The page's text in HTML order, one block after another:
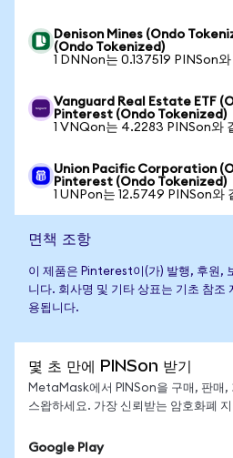
Denison Mines (Ondo
(Ondo Tokenized)
1 DNNon는 0.137519 PINSon와
Vanguard Real Estate ETF
Pinterest (Ondo Tokenized)
1 VNQon는 4.2283 PINSon와
Union Pacific Corporation
Pinterest (Ondo Tokenized)
1 UNPon는 12.5749 PINSon와
면책 조항
이 제품은 Pinterest이(가) 발행, 후원,
니다. 회사명 및 기타 상표는 기초 참조
용됩니다.
몇 초 만에 PINSon 받기
MetaMask에서 PINSon을 구매, 판매,
스왑하세요. 가장 신뢰받는 암호화폐
Google Play